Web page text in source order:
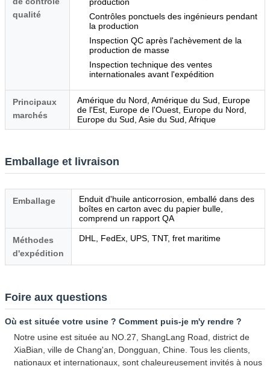
qualité
Contrôles ponctuels des ingénieurs pendant
la production
Inspection QC après l'achèvement de la
production de masse
Inspection technique des ventes
internationales avant l'expédition
Principaux
marchés
Amérique du Nord, Amérique du Sud, Europe
de l'Est, Europe de l'Ouest, Europe du Nord,
Europe du Sud, Asie du Sud, Afrique
Emballage et livraison
Emballage
Enduit d'huile anticorrosion, emballé dans des
boîtes en carton avec du papier bulle,
comprend un rapport QA
Méthodes
d'expédition
DHL, FedEx, UPS, TNT, fret maritime
Foire aux questions
Où est située votre usine ? Comment puis-je m'y rendre ?
Notre usine est située au NO.27, ShangLang Road, district de
XiaBian, ville de Chang'an, Dongguan, Chine. Tous les clients,
nationaux et internationaux, sont chaleureusement invités à nous